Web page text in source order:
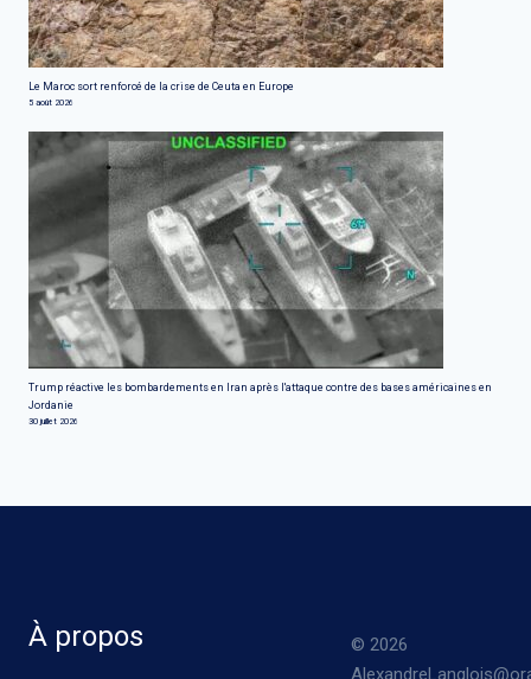
Le Maroc sort renforcé de la crise de Ceuta en Europe
5 août 2026
Trump réactive les bombardements en Iran après l'attaque contre des bases américaines en
Jordanie
30 juillet 2026
À propos
© 2026